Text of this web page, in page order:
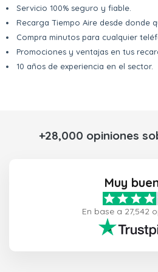
Servicio 100% seguro y fiable.
Recarga Tiempo Aire desde donde
Compra minutos para cualquier
Promociones y ventajas en tus
10 años de experiencia en el sector.
+28,000 opiniones
Muy
En base a 27,542